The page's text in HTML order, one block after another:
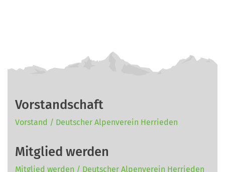
Vorstandschaft
Vorstand / Deutscher Alpenverein Herrieden
Mitglied werden
Mitglied werden / Deutscher Alpenverein Herrieden